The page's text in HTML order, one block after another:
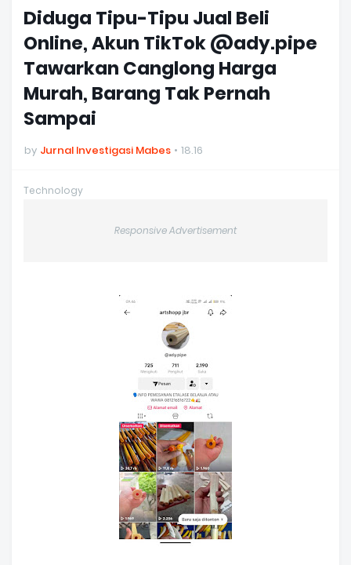
Diduga Tipu-Tipu Jual Beli
Online, Akun TikTok @ady.pipe
Tawarkan Canglong Harga
Murah, Barang Tak Pernah
Sampai
by Jurnal Investigasi Mabes 18.16
Technology
Responsive Advertisement